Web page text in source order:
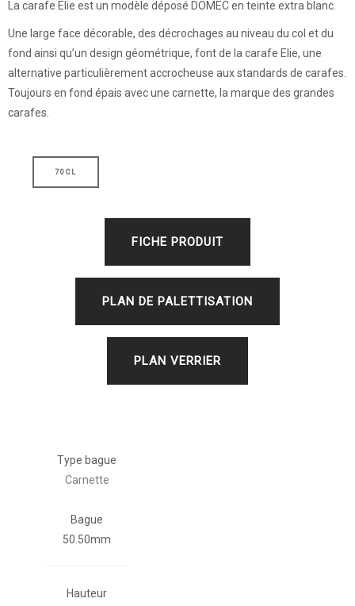
La carafe Elie est un modèle déposé DOMEC en teinte extra blanc.
Une large face décorable, des décrochages au niveau du col et du
fond ainsi qu’un design géométrique, font de la carafe Elie, une
alternative particulièrement accrocheuse aux standards de carafes.
Toujours en fond épais avec une carnette, la marque des grandes
carafes.
70CL
FICHE PRODUIT
PLAN DE PALETTISATION
PLAN VERRIER
Type bague
Carnette
Bague
50.50mm
Hauteur